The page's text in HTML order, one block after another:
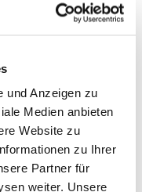
und Anzeigen zu
Medien anbieten
Website zu
zu Ihrer
Partner für
weiter. Unsere
Lösungen
in